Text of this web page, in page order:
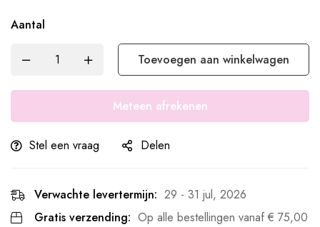
Aantal
Toevoegen aan winkelwagen
Meteen afrekenen
Stel een vraag Delen
Verwachte levertermijn: 29 - 31 jul, 2026
Gratis verzending: Op alle bestellingen vanaf € 75,00